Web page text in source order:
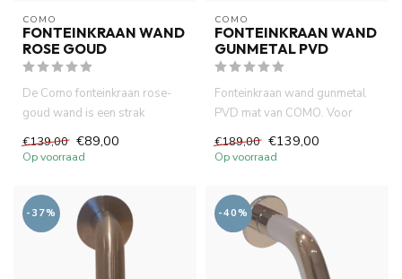
COMO
FONTEINKRAAN WAND
ROSE GOUD
De Como fonteinkraan rose-
goud wand is een strak
ontwerp met 10cm uitloop. In
co...
€139,00 €89,00
Op voorraad
COMO
FONTEINKRAAN WAND
GUNMETAL PVD
Fonteinkraan wand gunmetal
PVD mat van COMO. Voor
wand montage. lange
levensduur...
€189,00 €139,00
Op voorraad
-37% -40%